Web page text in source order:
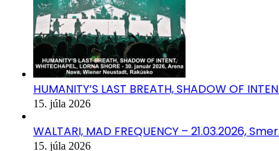
HUMANITY’S LAST BREATH, SHADOW OF
15. júla 2026
WALTARI, MAD FREQUENCY – 21.03.2026,
15. júla 2026